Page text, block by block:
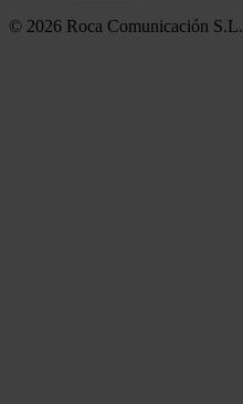
© 2026 Roca Comunicación S.L.